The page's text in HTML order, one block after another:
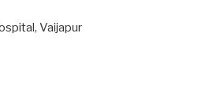
Vaijapur